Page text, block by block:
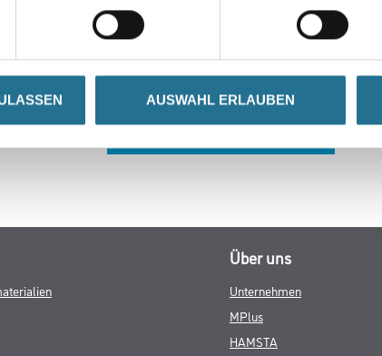
AUSWAHL ERLAUBEN
schon an der Lösung und werden das Problem so
in der Zwischenzeit unseren Online-Shop und
Über uns
Unternehmen
MPlus
HAMSTA